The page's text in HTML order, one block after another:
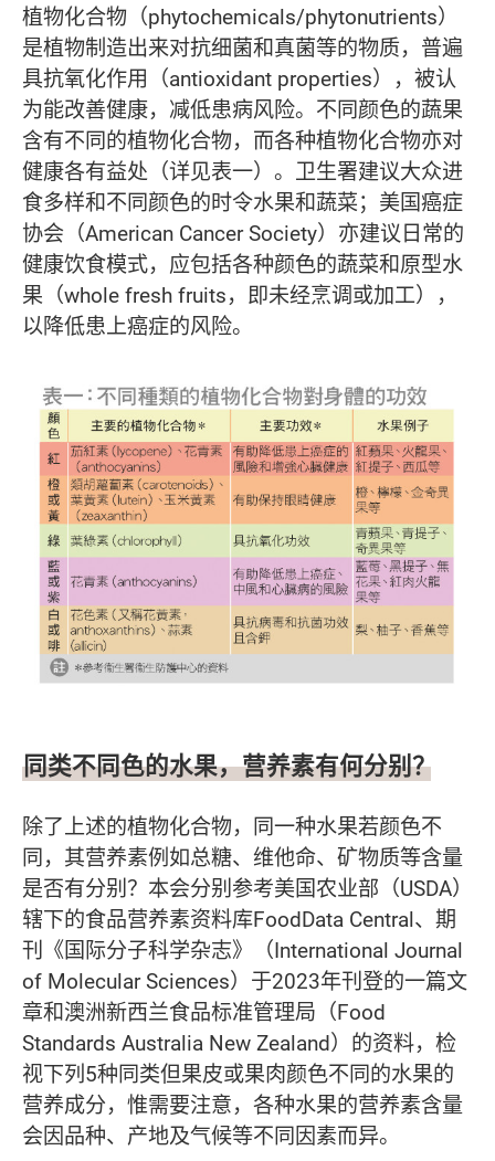
植物化合物（phytochemicals/phytonutrients）
是植物制造出来对抗细菌和真菌等的物质，普遍
具抗氧化作用（antioxidant properties），被认
为能改善健康，减低患病风险。不同颜色的蔬果
含有不同的植物化合物，而各种植物化合物亦对
健康各有益处（详见表一）。卫生署建议大众进
食多样和不同颜色的时令水果和蔬菜；美国癌症
协会（American Cancer Society）亦建议日常的
健康饮食模式，应包括各种颜色的蔬菜和原型水
果（whole fresh fruits，即未经烹调或加工），
以降低患上癌症的风险。
同类不同色的水果，营养素有何分别？
除了上述的植物化合物，同一种水果若颜色不
同，其营养素例如总糖、维他命、矿物质等含量
是否有分别？本会分别参考美国农业部（USDA）
辖下的食品营养素资料库FoodData Central、期
刊《国际分子科学杂志》（International Journal
of Molecular Sciences）于2023年刊登的一篇文
章和澳洲新西兰食品标准管理局（Food
Standards Australia New Zealand）的资料，检
视下列5种同类但果皮或果肉颜色不同的水果的
营养成分，惟需要注意，各种水果的营养素含量
会因品种、产地及气候等不同因素而异。